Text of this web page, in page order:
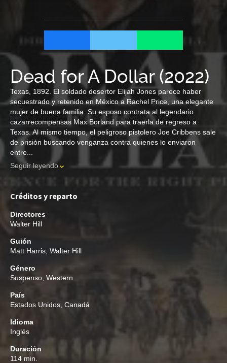
Dead for A Dollar (2022)
Texas, 1892. El soldado desertor Elijah Jones parece haber
secuestrado y retenido en México a Rachel Price, una elegante
mujer de buena familia. Su esposo contrata al legendario
cazarrecompensas Max Borland para traerla de regreso a
Texas. Al mismo tiempo, el peligroso pistolero Joe Cribbens sale
de prisión buscando venganza contra quienes lo enviaron
entre...
Seguir leyendo
Créditos y reparto
Directores
Walter Hill
Guión
Matt Harris Walter Hill
Género
Suspenso Western
País
Estados Unidos, Canadá
Idioma
Inglés
Duración
114 min.